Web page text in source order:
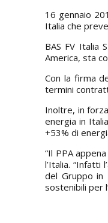
16 gennaio
Italia che
BAS FV Italia
America, sta
Con la firma
termini
Inoltre, in
energia in
+53% di
“Il PPA
l’Italia.
del Gruppo in
sostenibili per